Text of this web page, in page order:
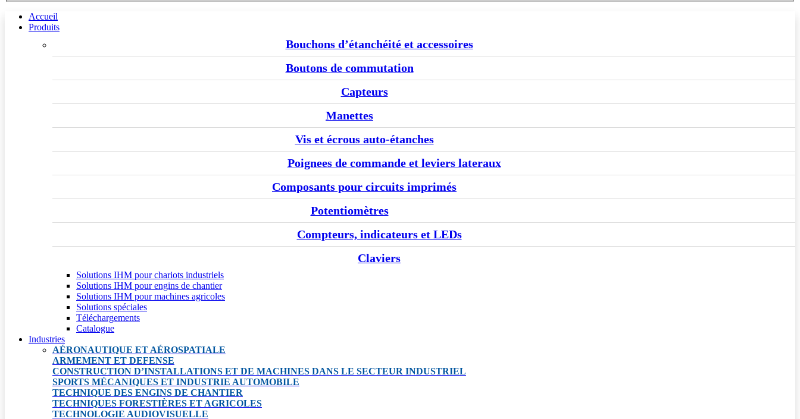
Accueil
Produits
Bouchons d’étanchéité et accessoires
Boutons de commutation
Capteurs
Manettes
Vis et écrous auto-étanches
Poignees de commande et leviers lateraux
Composants pour circuits imprimés
Potentiomètres
Compteurs, indicateurs et LEDs
Claviers
Solutions IHM pour chariots industriels
Solutions IHM pour engins de chantier
Solutions IHM pour machines agricoles
Solutions spéciales
Téléchargements
Catalogue
Industries
AÉRONAUTIQUE ET AÉROSPATIALE
ARMEMENT ET DEFENSE
CONSTRUCTION D’INSTALLATIONS ET DE MACHINES DANS LE SECTEUR INDUSTRIEL
SPORTS MÉCANIQUES ET INDUSTRIE AUTOMOBILE
TECHNIQUE DES ENGINS DE CHANTIER
TECHNIQUES FORESTIÈRES ET AGRICOLES
TECHNOLOGIE AUDIOVISUELLE